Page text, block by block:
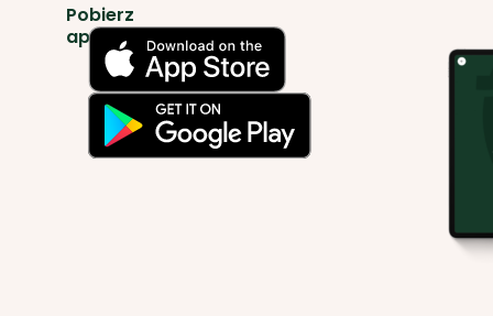
Pobierz
aplikację